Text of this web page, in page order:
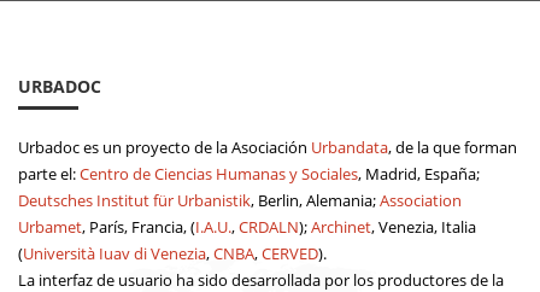
URBADOC
Urbadoc es un proyecto de la Asociación Urbandata, de la que forman
parte el:Centro de Ciencias Humanas y Sociales, Madrid, España;
Deutsches Institut für Urbanistik, Berlin, Alemania;Association
Urbamet, París, Francia, (I.A.U.,CRDALN);Archinet, Venezia, Italia
(Università Iuav di Venezia,CNBA,CERVED).
La interfaz de usuario ha sido desarrollada por los productores de la